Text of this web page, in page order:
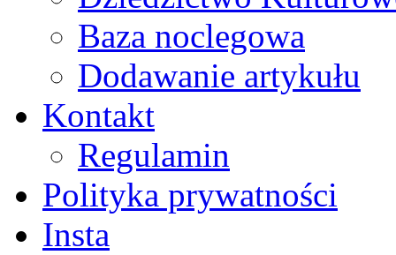
Baza noclegowa
Dodawanie artykułu
Kontakt
Regulamin
Polityka prywatności
Insta